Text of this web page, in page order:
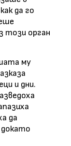
да го
този орган
му
и дни.
да
докато